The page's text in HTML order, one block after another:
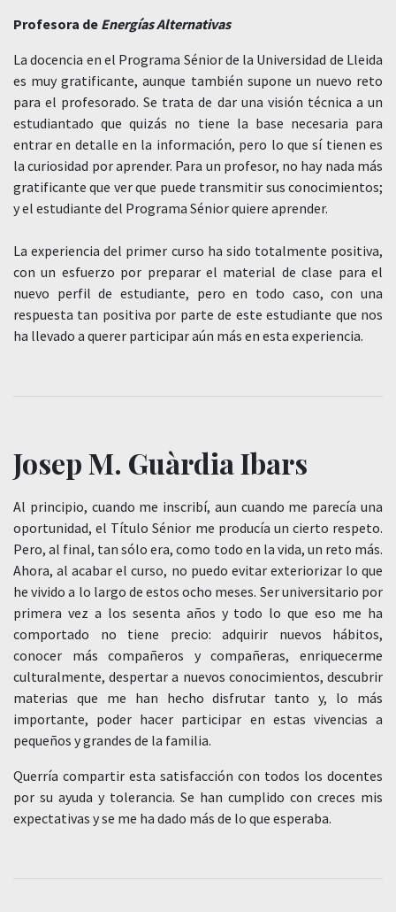
Profesora de Energías Alternativas
La docencia en el Programa Sénior de la Universidad de Lleida
es muy gratificante, aunque también supone un nuevo reto
para el profesorado. Se trata de dar una visión técnica a un
estudiantado que quizás no tiene la base necesaria para
entrar en detalle en la información, pero lo que sí tienen es
la curiosidad por aprender. Para un profesor, no hay nada más
gratificante que ver que puede transmitir sus conocimientos;
y el estudiante del Programa Sénior quiere aprender.
La experiencia del primer curso ha sido totalmente positiva,
con un esfuerzo por preparar el material de clase para el
nuevo perfil de estudiante, pero en todo caso, con una
respuesta tan positiva por parte de este estudiante que nos
ha llevado a querer participar aún más en esta experiencia.
Josep M. Guàrdia Ibars
Al principio, cuando me inscribí, aun cuando me parecía una
oportunidad, el Título Sénior me producía un cierto respeto.
Pero, al final, tan sólo era, como todo en la vida, un reto más.
Ahora, al acabar el curso, no puedo evitar exteriorizar lo que
he vivido a lo largo de estos ocho meses. Ser universitario por
primera vez a los sesenta años y todo lo que eso me ha
comportado no tiene precio: adquirir nuevos hábitos,
conocer más compañeros y compañeras, enriquecerme
culturalmente, despertar a nuevos conocimientos, descubrir
materias que me han hecho disfrutar tanto y, lo más
importante, poder hacer participar en estas vivencias a
pequeños y grandes de la familia.
Querría compartir esta satisfacción con todos los docentes
por su ayuda y tolerancia. Se han cumplido con creces mis
expectativas y se me ha dado más de lo que esperaba.